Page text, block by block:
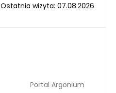
Ostatnia wizyta: 07.08.2026
Portal Argonium